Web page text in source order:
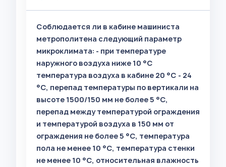
Соблюдается ли в кабине машиниста
метрополитена следующий параметр
микроклимата: - при температуре
наружного воздуха ниже 10 °C
температура воздуха в кабине 20 °C - 24
°C, перепад температуры по вертикали на
высоте 1500/150 мм не более 5 °C,
перепад между температурой ограждения
и температурой воздуха в 150 мм от
ограждения не более 5 °C, температура
пола не менее 10 °C, температура стенки
не менее 10 °C, относительная влажность